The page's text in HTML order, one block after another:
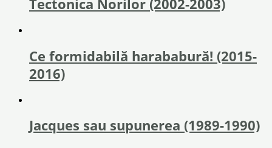
Tectonica Norilor (2002-2003)
Ce formidabilă harababură! (2015-
2016)
Jacques sau supunerea (1989-1990)